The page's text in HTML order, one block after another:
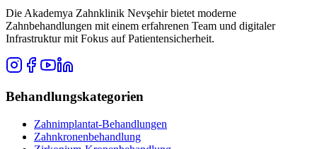
Die Akademya Zahnklinik Nevşehir bietet moderne
Zahnbehandlungen mit einem erfahrenen Team und digitaler
Infrastruktur mit Fokus auf Patientensicherheit.
Behandlungskategorien
Zahnimplantat-Behandlungen
Zahnkronenbehandlung